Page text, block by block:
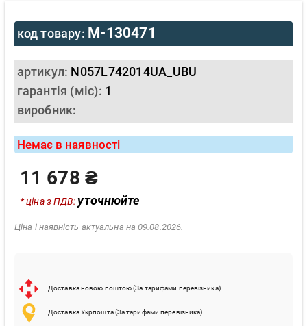
код товару: M-130471
артикул: N057L742014UA_UBU
гарантія (міс): 1
виробник:
Немає в наявності
11 678 ₴
* ціна з ПДВ:уточнюйте
Ціна і наявність актуальна на 09.08.2026.
Доставка новою поштою (За тарифами перевізника)
Доставка Укрпошта (За тарифами перевізника)